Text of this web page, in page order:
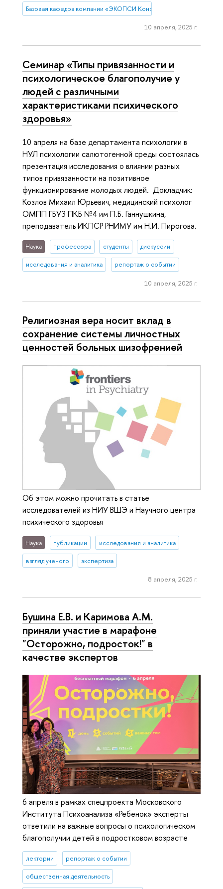
Базовая кафедра компании «ЭКОПСИ Консалтинг»
10 апреля, 2025 г.
Семинар «Типы привязанности и
психологическое благополучие у
людей с различными
характеристиками психического
здоровья»
10 апреля на базе департамента психологии в
НУЛ психологии салютогенной среды состоялась
презентация исследования о влиянии разных
типов привязанности на позитивное
функционирование молодых людей. Докладчик:
Козлов Михаил Юрьевич, медицинский психолог
ОМПП ГБУЗ ПКБ №4 им П.Б. Ганнушкина,
преподаватель ИКПСР РНИМУ им Н.И. Пирогова.
Наука профессора студенты дискуссии
исследования и аналитика репортаж о событии
10 апреля, 2025 г.
Религиозная вера носит вклад в
сохранение системы личностных
ценностей больных шизофренией
Об этом можно прочитать в статье
исследователей из НИУ ВШЭ и Научного центра
психического здоровья
Наука публикации исследования и аналитика
взгляд ученого экспертиза
8 апреля, 2025 г.
Бушина Е.В. и Каримова А.М.
приняли участие в марафоне
"Осторожно, подросток!" в
качестве экспертов
6 апреля в рамках спецпроекта Московского
Института Психоанализа «Ребенок» эксперты
ответили на важные вопросы о психологическом
благополучии детей в подростковом возрасте
лектории репортаж о событии
общественная деятельность